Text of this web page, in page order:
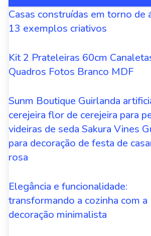
Casas construídas em torno de
13 exemplos criativos
Kit 2 Prateleiras 60cm
Quadros Fotos Branco MDF
Sunm Boutique Guirlanda
cerejeira flor de cerejeira para
videiras de seda Sakura Vines
para decoração de festa de
rosa
Elegância e funcionalidade:
transformando a cozinha com a
decoração minimalista